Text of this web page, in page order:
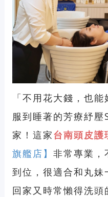
「不用花大錢，也
服到睡著的芳療紓壓
家！這家台南頭皮護
旗艦店】 非常專業，
到位，很適合和丸妹
回家又時常懶得洗頭